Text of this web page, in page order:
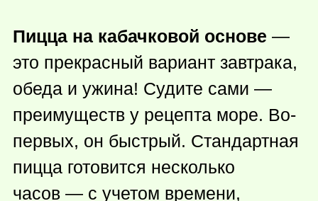
Пицца на кабачковой основе —
это прекрасный вариант завтрака,
обеда и ужина! Судите сами —
преимуществ у рецепта море. Во-
первых, он быстрый. Стандартная
пицца готовится несколько
часов — с учетом времени,